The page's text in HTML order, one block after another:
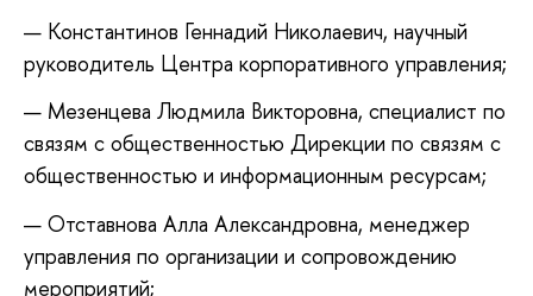
Константинов Геннадий Николаевич, научный
руководитель Центра корпоративного управления;
Мезенцева Людмила Викторовна, специалист по
связям с общественностью Дирекции по связям с
общественностью и информационным ресурсам;
Отставнова Алла Александровна, менеджер
управления по организации и сопровождению
мероприятий;